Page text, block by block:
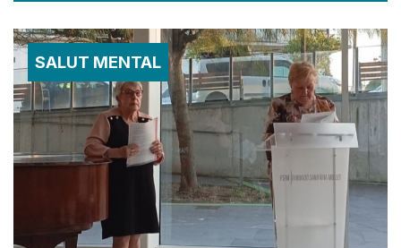
SALUT MENTAL